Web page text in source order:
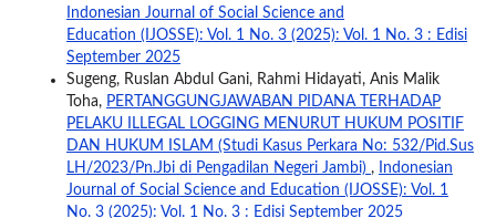
Indonesian Journal of Social Science and
Education (IJOSSE): Vol. 1 No. 3 (2025): Vol. 1 No. 3 : Edisi
September 2025
Sugeng, Ruslan Abdul Gani, Rahmi Hidayati, Anis Malik
Toha, PERTANGGUNGJAWABAN PIDANA TERHADAP
PELAKU ILLEGAL LOGGING MENURUT HUKUM POSITIF
DAN HUKUM ISLAM (Studi Kasus Perkara No: 532/Pid.Sus
LH/2023/Pn.Jbi di Pengadilan Negeri Jambi) ,
Indonesian
Journal of Social Science and Education (IJOSSE): Vol. 1
No. 3 (2025): Vol. 1 No. 3 : Edisi September 2025